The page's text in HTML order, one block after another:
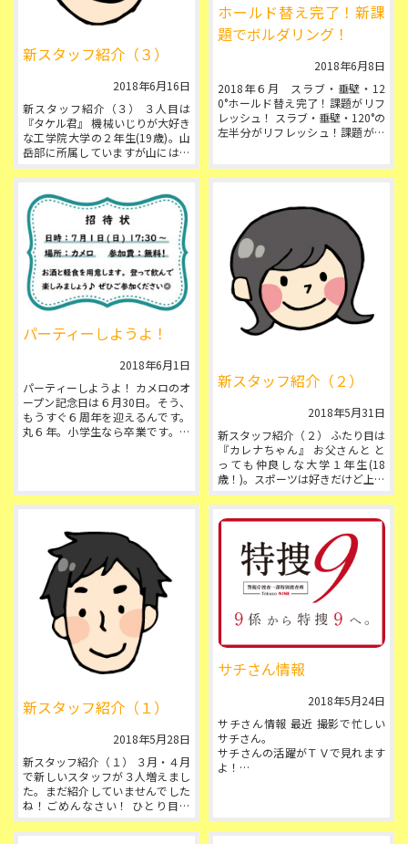
新スタッフ紹介（３）
2018年6月16日
新スタッフ紹介（３） ３人目は
『タケル君』 機械いじりが大好き
な工学院大学の２年生(19歳)。山
岳部に所属していますが山にはほ
とんど登っておらず、活動の場は
主にボル...
ホールド替え完了！新課
題でボルダリング！
2018年6月8日
2018年６月 スラブ・垂壁・12
0°ホールド替え完了！課題がリフ
レッシュ！ スラブ・垂壁・120°の
左半分がリフレッシュ！課題が新
パーティーしようよ！
2018年6月1日
パーティーしようよ！ カメロのオ
ープン記念日は６月30日。そう、
もうすぐ６周年を迎えるんです。
丸６年。小学生なら卒業です。少
新スタッフ紹介（２）
2018年5月31日
新スタッフ紹介（２） ふたり目は
『カレナちゃん』 お父さんと と
っても仲良しな大学１年生(18
歳！)。スポーツは好きだけど上手
くできないのがずっと悩みで、高
校時代は...
新スタッフ紹介（１）
2018年5月28日
新スタッフ紹介（１） ３月・４月
で新しいスタッフが３人増えまし
た。まだ紹介していませんでした
ね！ごめんなさい！ ひとり目は
『ゴハン君』 苗字が白飯(しらい)
な...
サチさん情報
2018年5月24日
サチさん情報 最近 撮影で忙しい
サチさん。
サチさんの活躍がＴＶで見れます
よ！
htt...